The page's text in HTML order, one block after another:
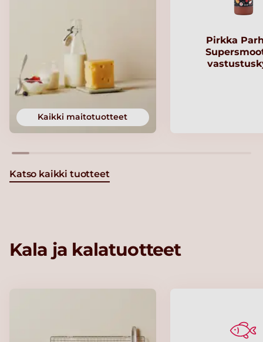
Kaikki maitotuotteet
Pirkka
Katso kaikki tuotteet
Kala ja kalatuotteet